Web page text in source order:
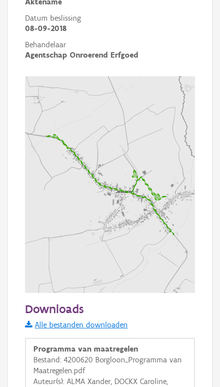
Datum beslissing
08-09-2018
Behandelaar
Agentschap Onroerend Erfgoed
Informatie Vlaanderen
i
+ −
Downloads
Alle bestanden downloaden
Programma van maatregelen
Bestand: 4200620 Borgloon_Programma van
Maatregelen.pdf
Auteur(s): ALMA Xander, DOCKX Caroline,